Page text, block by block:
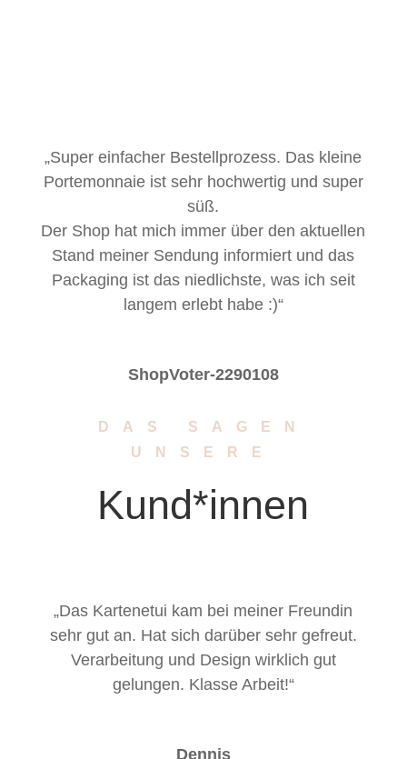
„Super einfacher Bestellprozess. Das kleine
Portemonnaie ist sehr hochwertig und super
süß.
Der Shop hat mich immer über den aktuellen
Stand meiner Sendung informiert und das
Packaging ist das niedlichste, was ich seit
langem erlebt habe :)“
ShopVoter-2290108
DAS SAGEN
UNSERE
Kund*innen
„Das Kartenetui kam bei meiner Freundin
sehr gut an. Hat sich darüber sehr gefreut.
Verarbeitung und Design wirklich gut
gelungen. Klasse Arbeit!“
Dennis